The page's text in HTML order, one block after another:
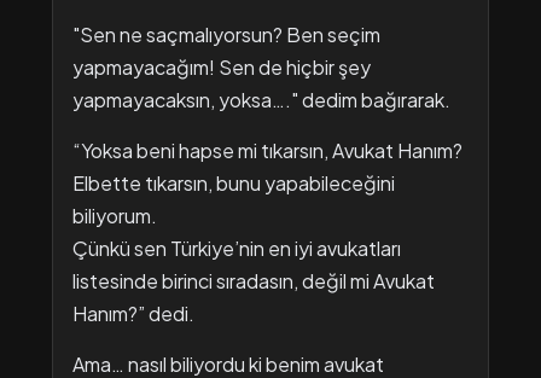
"Sen ne saçmalıyorsun? Ben seçim
yapmayacağım! Sen de hiçbir şey
yapmayacaksın, yoksa…." dedim bağırarak.
“Yoksa beni hapse mi tıkarsın, Avukat Hanım?
Elbette tıkarsın, bunu yapabileceğini
biliyorum.
Çünkü sen Türkiye’nin en iyi avukatları
listesinde birinci sıradasın, değil mi Avukat
Hanım?” dedi.
Ama… nasıl biliyordu ki benim avukat